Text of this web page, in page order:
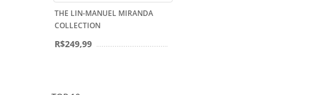
THE LIN-MANUEL MIRANDA
COLLECTION
R$249,99